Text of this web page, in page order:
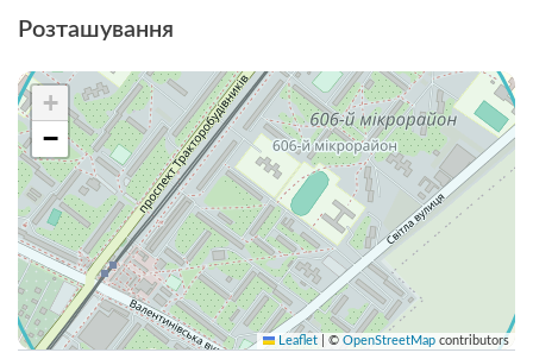
Розташування
+
−
Leaflet © OpenStreetMap contributors